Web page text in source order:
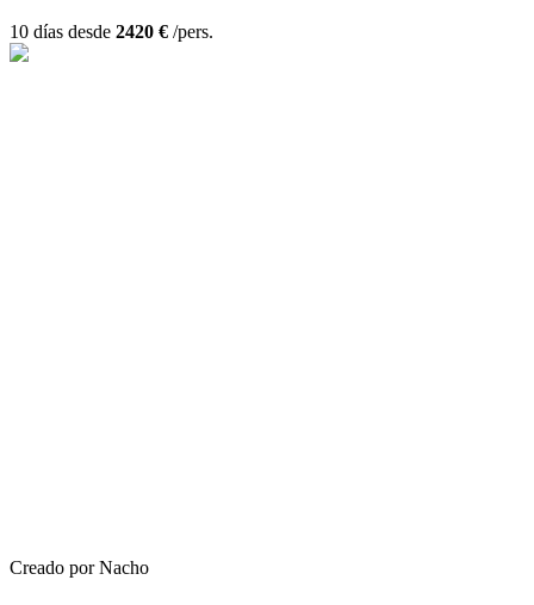
10 días desde 2420 € /pers.
Creado por Nacho